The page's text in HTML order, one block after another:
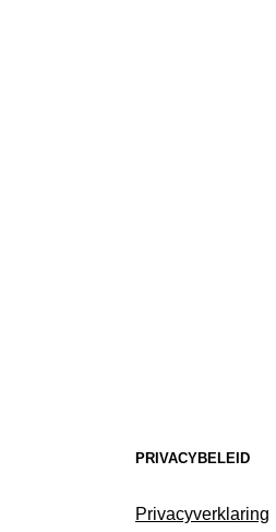
PRIVACYBELEID
Privacyverklaring